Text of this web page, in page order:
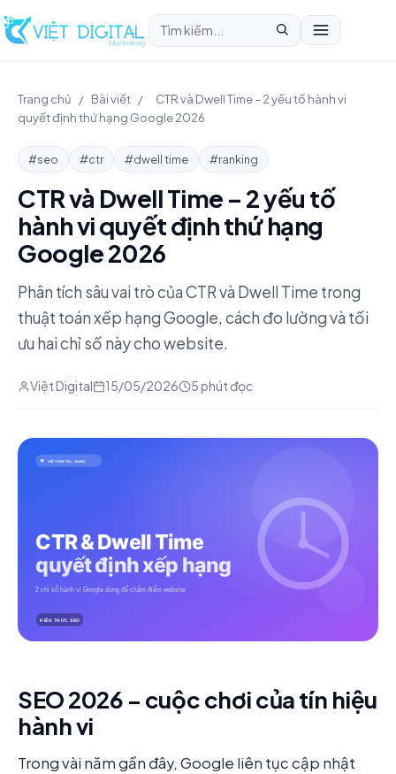
Trang chủ / Bài viết /
CTR và Dwell Time – 2 yếu tố hành vi
quyết định thứ hạng Google 2026
#seo #ctr #dwell time #ranking
CTR và Dwell Time – 2 yếu tố
hành vi quyết định thứ hạng
Google 2026
Phân tích sâu vai trò của CTR và Dwell Time trong
thuật toán xếp hạng Google, cách đo lường và tối
ưu hai chỉ số này cho website.
Việt Digital 15/05/2026 5 phút đọc
SEO 2026 – cuộc chơi của tín hiệu
hành vi
Trong vài năm gần đây, Google liên tục cập nhật